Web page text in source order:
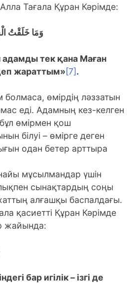
Алла Тағала Құран Кәрімде:
وَمَا خَلَقْتُ
тек қана Маған
жараттым»[7].
болмаса, өмірдің ләззатын
еді. Адамның кез-келген
өмірмен қош
білуі – өмірге деген
одан бетер арттыра
мұсылмандар үшін
сынақтардың соңы
алғашқы баспалдағы.
қасиетті Құран Кәрімде
жайында:
бар игілік – ізгі де